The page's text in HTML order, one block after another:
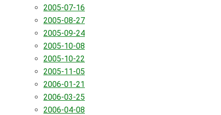
2005-07-16
2005-08-27
2005-09-24
2005-10-08
2005-10-22
2005-11-05
2006-01-21
2006-03-25
2006-04-08